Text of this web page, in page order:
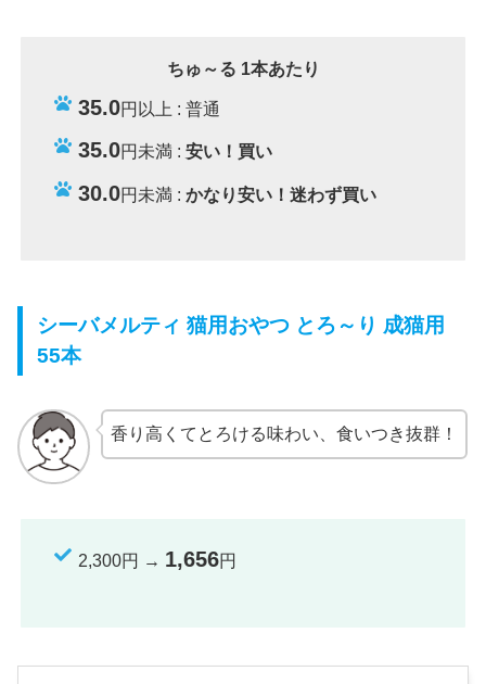
ちゅ～る 1本あたり
35.0円以上 : 普通
35.0円未満 :安い！買い
30.0円未満 :かなり安い！迷わず買い
シーバメルティ 猫用おやつ とろ～り 成猫用
55本
香り高くてとろける味わい、食いつき抜群！
2,300円 → 1,656円